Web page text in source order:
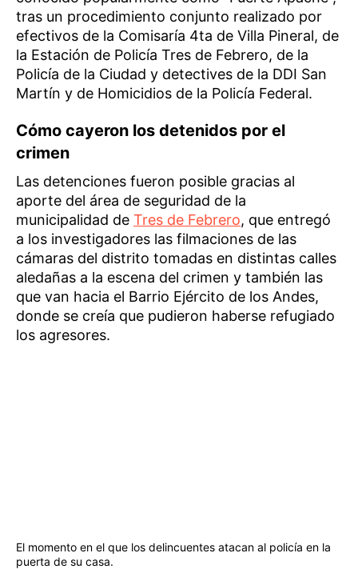
tras un procedimiento conjunto realizado por
efectivos de la Comisaría 4ta de Villa Pineral, de
la Estación de Policía Tres de Febrero, de la
Policía de la Ciudad y detectives de la DDI San
Martín y de Homicidios de la Policía Federal.
Cómo cayeron los detenidos por el
crimen
Las detenciones fueron posible gracias al
aporte del área de seguridad de la
municipalidad de Tres de Febrero, que entregó
a los investigadores las filmaciones de las
cámaras del distrito tomadas en distintas calles
aledañas a la escena del crimen y también las
que van hacia el Barrio Ejército de los Andes,
donde se creía que pudieron haberse refugiado
los agresores.
El momento en el que los delincuentes atacan al policía en la
puerta de su casa.